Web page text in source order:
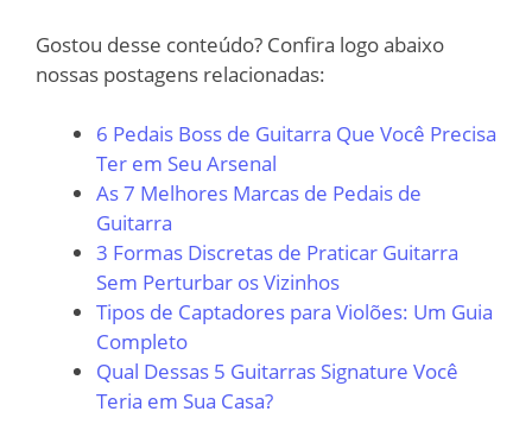
Gostou desse conteúdo? Confira logo abaixo
nossas postagens relacionadas:
6 Pedais Boss de Guitarra Que Você Precisa
Ter em Seu Arsenal
As 7 Melhores Marcas de Pedais de
Guitarra
3 Formas Discretas de Praticar Guitarra
Sem Perturbar os Vizinhos
Tipos de Captadores para Violões: Um Guia
Completo
Qual Dessas 5 Guitarras Signature Você
Teria em Sua Casa?